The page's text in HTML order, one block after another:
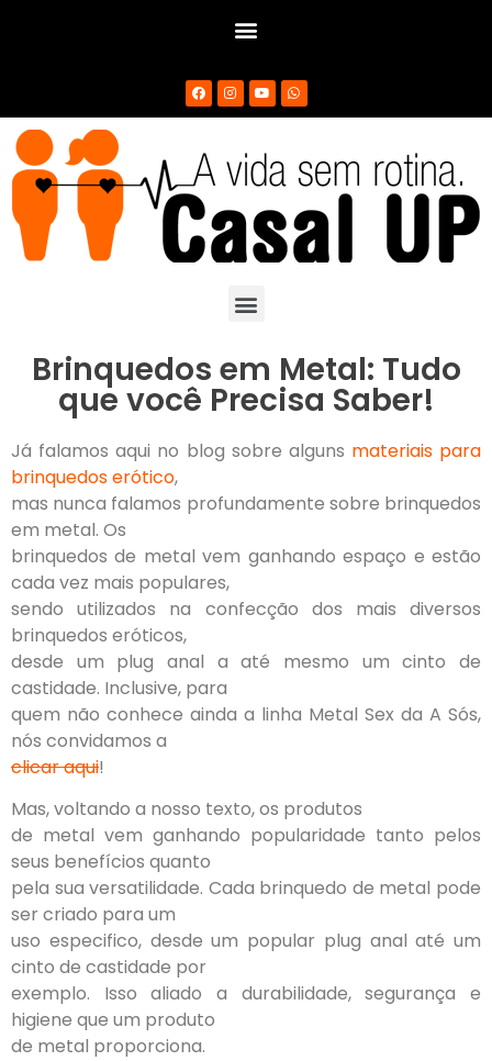
Brinquedos em Metal: Tudo
que você Precisa Saber!
Já falamos aqui no blog sobre alguns materiais para
brinquedos erótico,
mas nunca falamos profundamente sobre brinquedos
em metal. Os
brinquedos de metal vem ganhando espaço e estão
cada vez mais populares,
sendo utilizados na confecção dos mais diversos
brinquedos eróticos,
desde um plug anal a até mesmo um cinto de
castidade. Inclusive, para
quem não conhece ainda a linha Metal Sex da A Sós,
nós convidamos a
clicar aqui!
Mas, voltando a nosso texto, os produtos
de metal vem ganhando popularidade tanto pelos
seus benefícios quanto
pela sua versatilidade. Cada brinquedo de metal pode
ser criado para um
uso especifico, desde um popular plug anal até um
cinto de castidade por
exemplo. Isso aliado a durabilidade, segurança e
higiene que um produto
de metal proporciona.